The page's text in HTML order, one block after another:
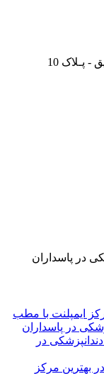
10
در پاسداران
ایمپلنت با مطب
در پاسداران
در
بهترین مرکز